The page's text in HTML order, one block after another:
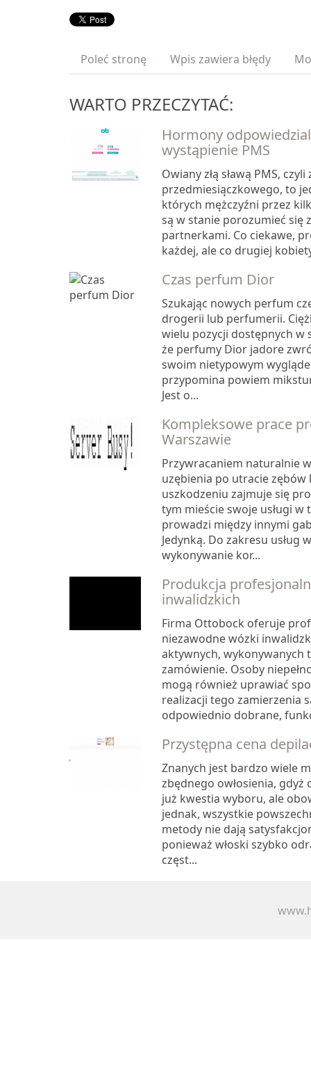
Poleć stronę Wpis zawiera błędy
WARTO PRZECZYTAĆ:
Hormony
wystąpienie PMS
Owiany złą sławą PMS,
przedmiesiączkowego, to
których mężczyźni przez
są w stanie porozumieć się
partnerkami. Co ciekawe,
każdej, ale co drugiej
Czas perfum Dior
Szukając nowych perfum
drogerii lub perfumerii.
wielu pozycji dostępnych w
że perfumy Dior jadore
swoim nietypowym
przypomina powiem
Jest o...
Kompleksowe prace
Warszawie
Przywracaniem naturalnie
uzębienia po utracie zębów
uszkodzeniu zajmuje się
tym mieście swoje usługi w
prowadzi między innymi
Jedynką. Do zakresu usług
wykonywanie kor...
Produkcja
inwalidzkich
Firma Ottobock oferuje
niezawodne wózki
aktywnych, wykonywanych
zamówienie. Osoby
mogą również uprawiać
realizacji tego zamierzenia
odpowiednio dobrane,
Przystępna cena
Znanych jest bardzo wiele
zbędnego owłosienia, gdyż
już kwestia wyboru, ale
jednak, wszystkie
metody nie dają
ponieważ włoski szybko
częst...